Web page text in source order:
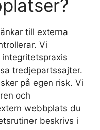
till externa
Vi
tredjepartssajter.
på egen risk. Vi
och
webbplats du
beskrivs i